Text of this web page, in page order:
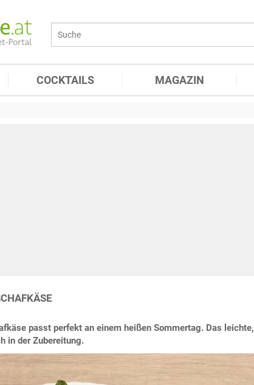
COCKTAILS MAGAZIN
passt perfekt an einem heißen Sommertag. Das leichte,
in der Zubereitung.